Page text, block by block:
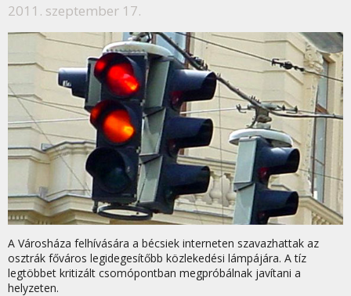
2011. szeptember 17.
A Városháza felhívására a bécsiek interneten szavazhattak az
osztrák főváros legidegesítőbb közlekedési lámpájára. A tíz
legtöbbet kritizált csomópontban megpróbálnak javítani a
helyzeten.